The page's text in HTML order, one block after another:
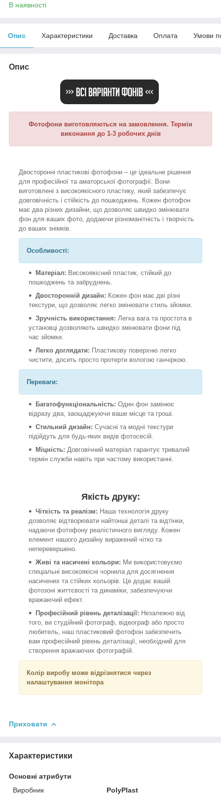
В наявності
Опис Характеристики Доставка Оплата Умови
Опис
Фотофони виготовляються на замовлення. Термін
виконання до 1-3 робочих днів
Двосторонні пластикові фотофони – це ідеальне рішення
для професійної та аматорської фотографії. Вони
виготовлені з високоякісного пластику, який забезпечує
довговічність і стійкість до пошкоджень. Кожен фотофон
має два різних дизайни, що дозволяє швидко змінювати
фон для ваших фото, додаючи різноманітність і творчість
до ваших знімків.
Особливості:
Матеріал: Високоякісний пластик, стійкий до
пошкоджень та забруднень.
Двосторонній дизайн: Кожен фон має дві різні
текстури, що дозволяє легко змінювати стиль зйомки.
Зручність використання: Легка вага та простота в
установці дозволяють швидко змінювати фони під
час зйомки.
Легко доглядати: Пластикову поверхню легко
чистити, досить просто протерти вологою ганчіркою.
Переваги:
Багатофункціональність: Один фон замінює
відразу два, заощаджуючи ваше місце та гроші.
Стильний дизайн: Сучасні та модні текстури
підійдуть для будь-яких видів фотосесій.
Міцність: Довговічний матеріал гарантує тривалий
термін служби навіть при частому використанні.
Якість друку:
Чіткість та реалізм: Наша технологія друку
дозволяє відтворювати найтонші деталі та відтінки,
надаючи фотофону реалістичного вигляду. Кожен
елемент нашого дизайну виражений чітко та
неперевершено.
Живі та насичені кольори: Ми використовуємо
спеціальні високоякісні чорнила для досягнення
насичених та стійких кольорів. Це додає вашій
фотозоні життєвості та динаміки, забезпечуючи
вражаючий ефект.
Професійний рівень деталізації: Незалежно від
того, ви студійний фотограф, відеограф або просто
любитель, наш пластиковий фотофон забезпечить
вам професійний рівень деталізації, необхідний для
створення вражаючих фотографій.
Колір виробу може відрізнятися через
налаштування монітора
Приховати
Характеристики
Основні атрибути
Виробник
PolyPlast